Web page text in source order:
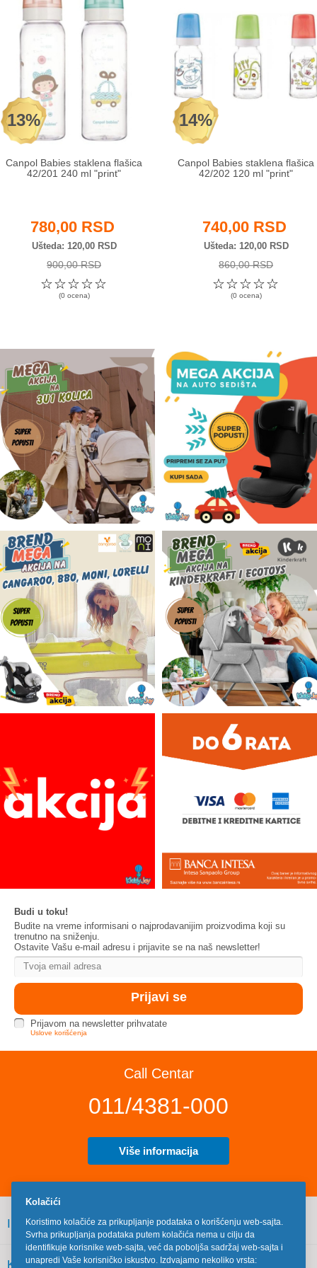
13%
Canpol Babies staklena flašica
42/201 240 ml "print"
780,00 RSD
Ušteda 120,00 RSD
900,00 RSD
☆
☆
☆
☆
☆
(0 ocena)
14%
Canpol Babies staklena flašica
42/202 120 ml "print"
740,00 RSD
Ušteda 120,00 RSD
860,00 RSD
☆
☆
☆
☆
☆
(0 ocena)
Budi u toku!
Budite na vreme informisani o najprodavanijim proizvodima koji su
trenutno na sniženju.
Ostavite Vašu e-mail adresu i prijavite se na naš newsletter!
Prijavom na newsletter prihvatate
Uslove korišćenja
Call Centar
011/4381-000
Više informacija
INFORMACIJE
KORISNIČKI SERVIS
Kolačići
Koristimo kolačiće za prikupljanje podataka o korišćenju web-sajta.
Svrha prikupljanja podataka putem kolačića nema u cilju da
identifikuje korisnike web-sajta, već da poboljša sadržaj web-sajta i
unapredi Vaše korisničko iskustvo. Izdvajamo nekoliko vrsta: